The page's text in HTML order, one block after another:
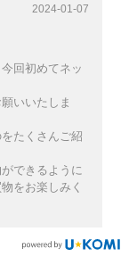
2024-01-07
回初めてネッ
いいたしま
たくさんご紹
できるように
をお楽しみく